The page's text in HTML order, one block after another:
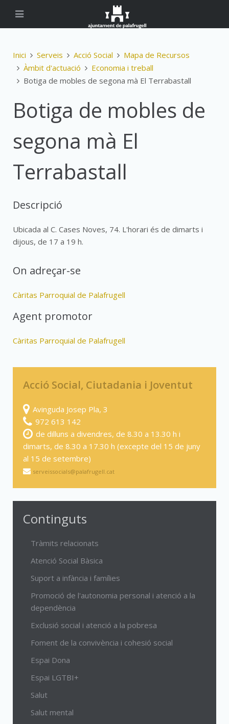
Inici Serveis Acció Social
Mapa de Recursos
Àmbit d'actuació
Economia i treball
Botiga de mobles de segona mà El Terrabastall
Botiga de mobles de
segona mà El
Terrabastall
Descripció
Ubicada al C. Cases Noves, 74. L'horari és de dimarts i
dijous, de 17 a 19 h.
On adreçar-se
Càritas Parroquial de Palafrugell
Agent promotor
Càritas Parroquial de Palafrugell
Acció Social, Ciutadania i Joventut
Avinguda Josep Pla, 3
972 613 142
de dilluns a divendres, de 8.30 a 13.30 h i
dimarts, de 8.30 a 17.30 h (excepte del 15 de juny
al 15 de setembre)
serveissocials@palafrugell.cat
Continguts
Tràmits relacionats
Atenció Social Bàsica
Suport a infància i famílies
Promoció de l'autonomia personal i atenció a la
dependència
Exclusió social i atenció a la pobresa
Foment de la convivència i cohesió social
Espai Dona
Espai LGTBI+
Salut
Salut mental